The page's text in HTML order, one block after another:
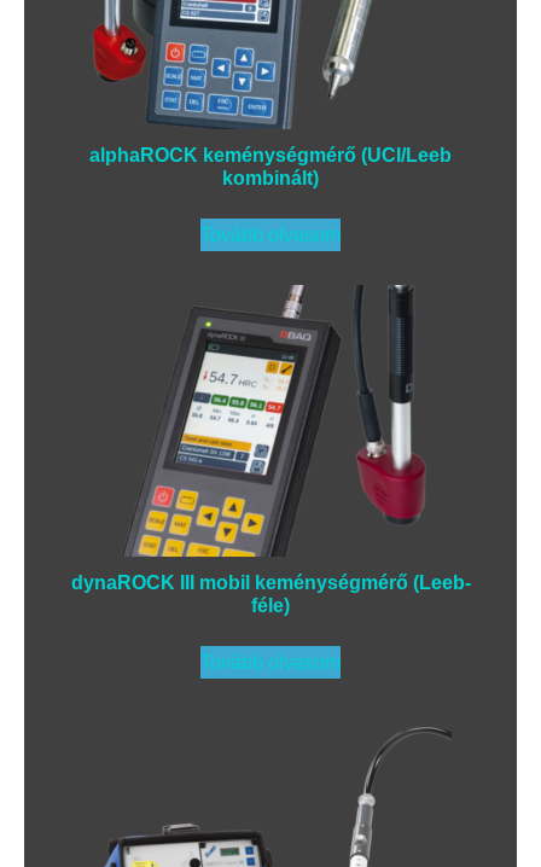
alphaROCK keménységmérő (UCI/Leeb
kombinált)
Tovább olvasom
dynaROCK III mobil keménységmérő (Leeb-
féle)
Tovább olvasom